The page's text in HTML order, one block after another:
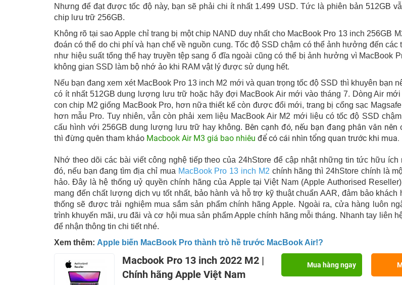
Nhưng để đạt được tốc độ này, bạn sẽ phải chi ít nhất 1.499 USD. Tức là phiên bản 512GB
chip lưu trữ 256GB.
Không rõ tại sao Apple chỉ trang bị một chip NAND duy nhất cho MacBook Pro 13 inch 256GB
đoán có thể do chi phí và hạn chế về nguồn cung. Tốc độ SSD chậm có thể ảnh hưởng đến các
như hiệu suất tổng thể hay truyền tệp sang ổ đĩa ngoài cũng có thể bị ảnh hưởng vì MacBook
không gian SSD làm bộ nhớ ảo khi RAM vật lý được sử dụng hết.
Nếu bạn đang xem xét MacBook Pro 13 inch M2 mới và quan trọng tốc độ SSD thì khuyên bạn
có ít nhất 512GB dung lượng lưu trữ hoặc hãy đợi MacBook Air mới vào tháng 7. Dòng Air
con chip M2 giống MacBook Pro, hơn nữa thiết kế còn được đổi mới, trang bị cổng sạc
hơn mẫu Pro. Tuy nhiên, vẫn còn phải xem liệu MacBook Air M2 mới liệu có tốc độ SSD
cấu hình với 256GB dung lượng lưu trữ hay không. Bên cạnh đó, nếu bạn đang phân vân nên
thì đừng quên tham khảo Macbook Air M3 giá bao nhiêu để có cái nhìn tổng quan trước khi mua.
Nhớ theo dõi các bài viết công nghệ tiếp theo của 24hStore để cập nhật những tin tức hữu ích
đó, nếu bạn đang tìm địa chỉ mua MacBook Pro 13 inch M2 chính hãng thì 24hStore chính là
hảo. Đây là hệ thống uỷ quyền chính hãng của Apple tại Việt Nam (Apple Authorised
mang đến chất lượng dịch vụ tốt nhất, bảo hành và hỗ trợ kỹ thuật chuẩn AAR, đảm bảo khách
thống sẽ được trải nghiệm mua sắm sản phẩm chính hãng Apple. Ngoài ra, cửa hàng luôn
trình khuyến mãi, ưu đãi và cơ hội mua sản phẩm Apple chính hãng mỗi tháng. Nhanh tay liên
để nhận thông tin chi tiết nhé.
Xem thêm: Apple biến MacBook Pro thành trò hề trước MacBook Air!?
Macbook Pro 13 inch 2022 M2 |
Chính hãng Apple Việt Nam
Mua hàng ngay